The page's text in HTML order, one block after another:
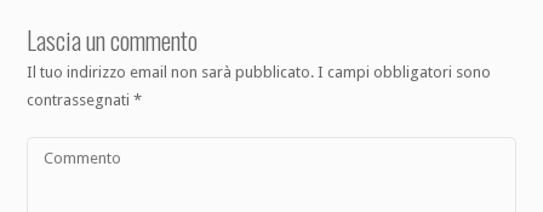
Lascia un commento
Il tuo indirizzo email non sarà pubblicato. I campi obbligatori sono
contrassegnati*